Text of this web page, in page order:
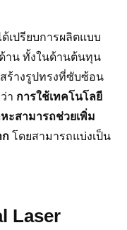
เปรียบการผลิตแบบ
ด้าน ทั้งในด้านต้นทุน
ร้างรูปทรงที่ซับซ้อน
า การใช้เทคโนโลยี
ะสามารถช่วยเพิ่ม
ก โดยสามารถแบ่งเป็น
Laser